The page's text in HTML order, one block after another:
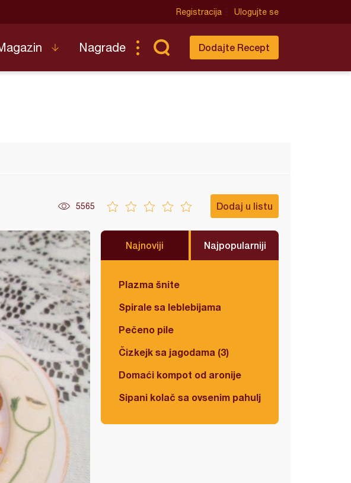
Registracija Ulogujte se
Nagrade Dodajte Recept
5565 Dodaj u listu
Najnoviji Najpopularniji
Plazma šnite
Spirale sa leblebijama
Pečeno pile
Čizkejk sa jagodama (3)
Domaći kompot od aronije
Sipani kolač sa ovsenim pahuljicama i višnjama